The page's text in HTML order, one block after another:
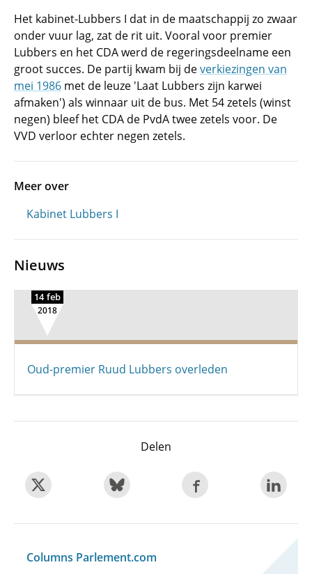
Het kabinet-Lubbers I dat in de maatschappij zo zwaar
onder vuur lag, zat de rit uit. Vooral voor premier
Lubbers en het CDA werd de regeringsdeelname een
groot succes. De partij kwam bij deverkiezingen van
mei 1986 met de leuze 'Laat Lubbers zijn karwei
afmaken') als winnaar uit de bus. Met 54 zetels (winst
negen) bleef het CDA de PvdA twee zetels voor. De
VVD verloor echter negen zetels.
Meer over
Kabinet Lubbers I
Nieuws
14 feb
2018
Oud-premier Ruud Lubbers overleden
Delen
Columns Parlement.com